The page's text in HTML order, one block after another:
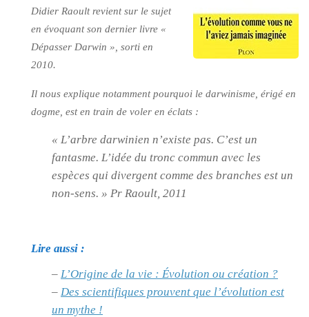
Didier Raoult revient sur le sujet
en évoquant son dernier livre «
Dépasser Darwin », sorti en
2010.
Il nous explique notamment pourquoi le darwinisme, érigé en
dogme, est en train de voler en éclats :
« L’arbre darwinien n’existe pas. C’est un
fantasme. L’idée du tronc commun avec les
espèces qui divergent comme des branches est un
non-sens. » Pr Raoult, 2011
Lire aussi :
– L’Origine de la vie : Évolution ou création ?
– Des scientifiques prouvent que l’évolution est
un mythe !